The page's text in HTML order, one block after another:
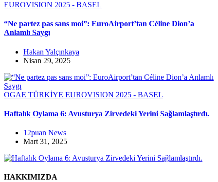
EUROVISION 2025 - BASEL
“Ne partez pas sans moi”: EuroAirport’tan Céline Dion’a
Anlamlı Saygı
Hakan Yalçınkaya
Nisan 29, 2025
OGAE TÜRKİYE EUROVISION 2025 - BASEL
Haftalık Oylama 6: Avusturya Zirvedeki Yerini Sağlamlaştırdı.
12puan News
Mart 31, 2025
HAKKIMIZDA